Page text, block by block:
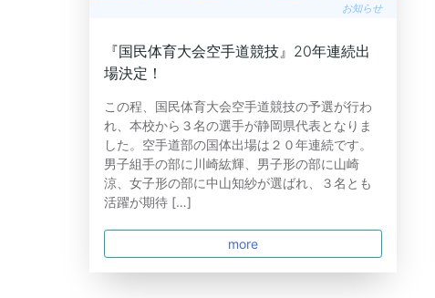
お知らせ
『国民体育大会空手道競技』20年連続出
場決定！
この程、国民体育大会空手道競技の予選が行わ
れ、本校から３名の選手が静岡県代表となりま
した。空手道部の国体出場は２０年連続です。
男子組手の部に川崎紘輝、男子形の部に山崎
涼、女子形の部に中山知紗が選ばれ、３名とも
活躍が期待 […]
more